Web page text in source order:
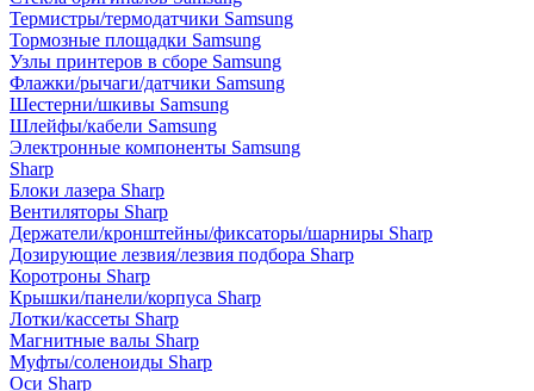
Термистры/термодатчики Samsung
Тормозные площадки Samsung
Узлы принтеров в сборе Samsung
Флажки/рычаги/датчики Samsung
Шестерни/шкивы Samsung
Шлейфы/кабели Samsung
Электронные компоненты Samsung
Sharp
Блоки лазера Sharp
Вентиляторы Sharp
Держатели/кронштейны/фиксаторы/шарниры Sharp
Дозирующие лезвия/лезвия подбора Sharp
Коротроны Sharp
Крышки/панели/корпуса Sharp
Лотки/кассеты Sharp
Магнитные валы Sharp
Муфты/соленоиды Sharp
Оси Sharp